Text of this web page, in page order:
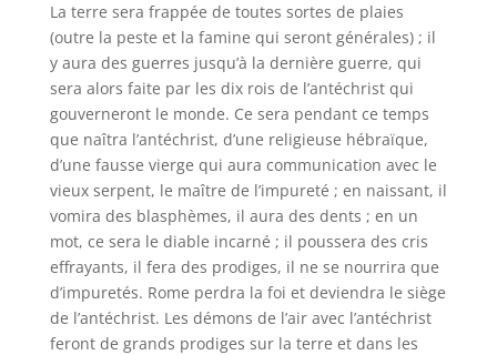
La terre sera frappée de toutes sortes de plaies
(outre la peste et la famine qui seront générales) ; il
y aura des guerres jusqu’à la dernière guerre, qui
sera alors faite par les dix rois de l’antéchrist qui
gouverneront le monde. Ce sera pendant ce temps
que naîtra l’antéchrist, d’une religieuse hébraïque,
d’une fausse vierge qui aura communication avec le
vieux serpent, le maître de l’impureté ; en naissant, il
vomira des blasphèmes, il aura des dents ; en un
mot, ce sera le diable incarné ; il poussera des cris
effrayants, il fera des prodiges, il ne se nourrira que
d’impuretés. Rome perdra la foi et deviendra le siège
de l’antéchrist. Les démons de l’air avec l’antéchrist
feront de grands prodiges sur la terre et dans les